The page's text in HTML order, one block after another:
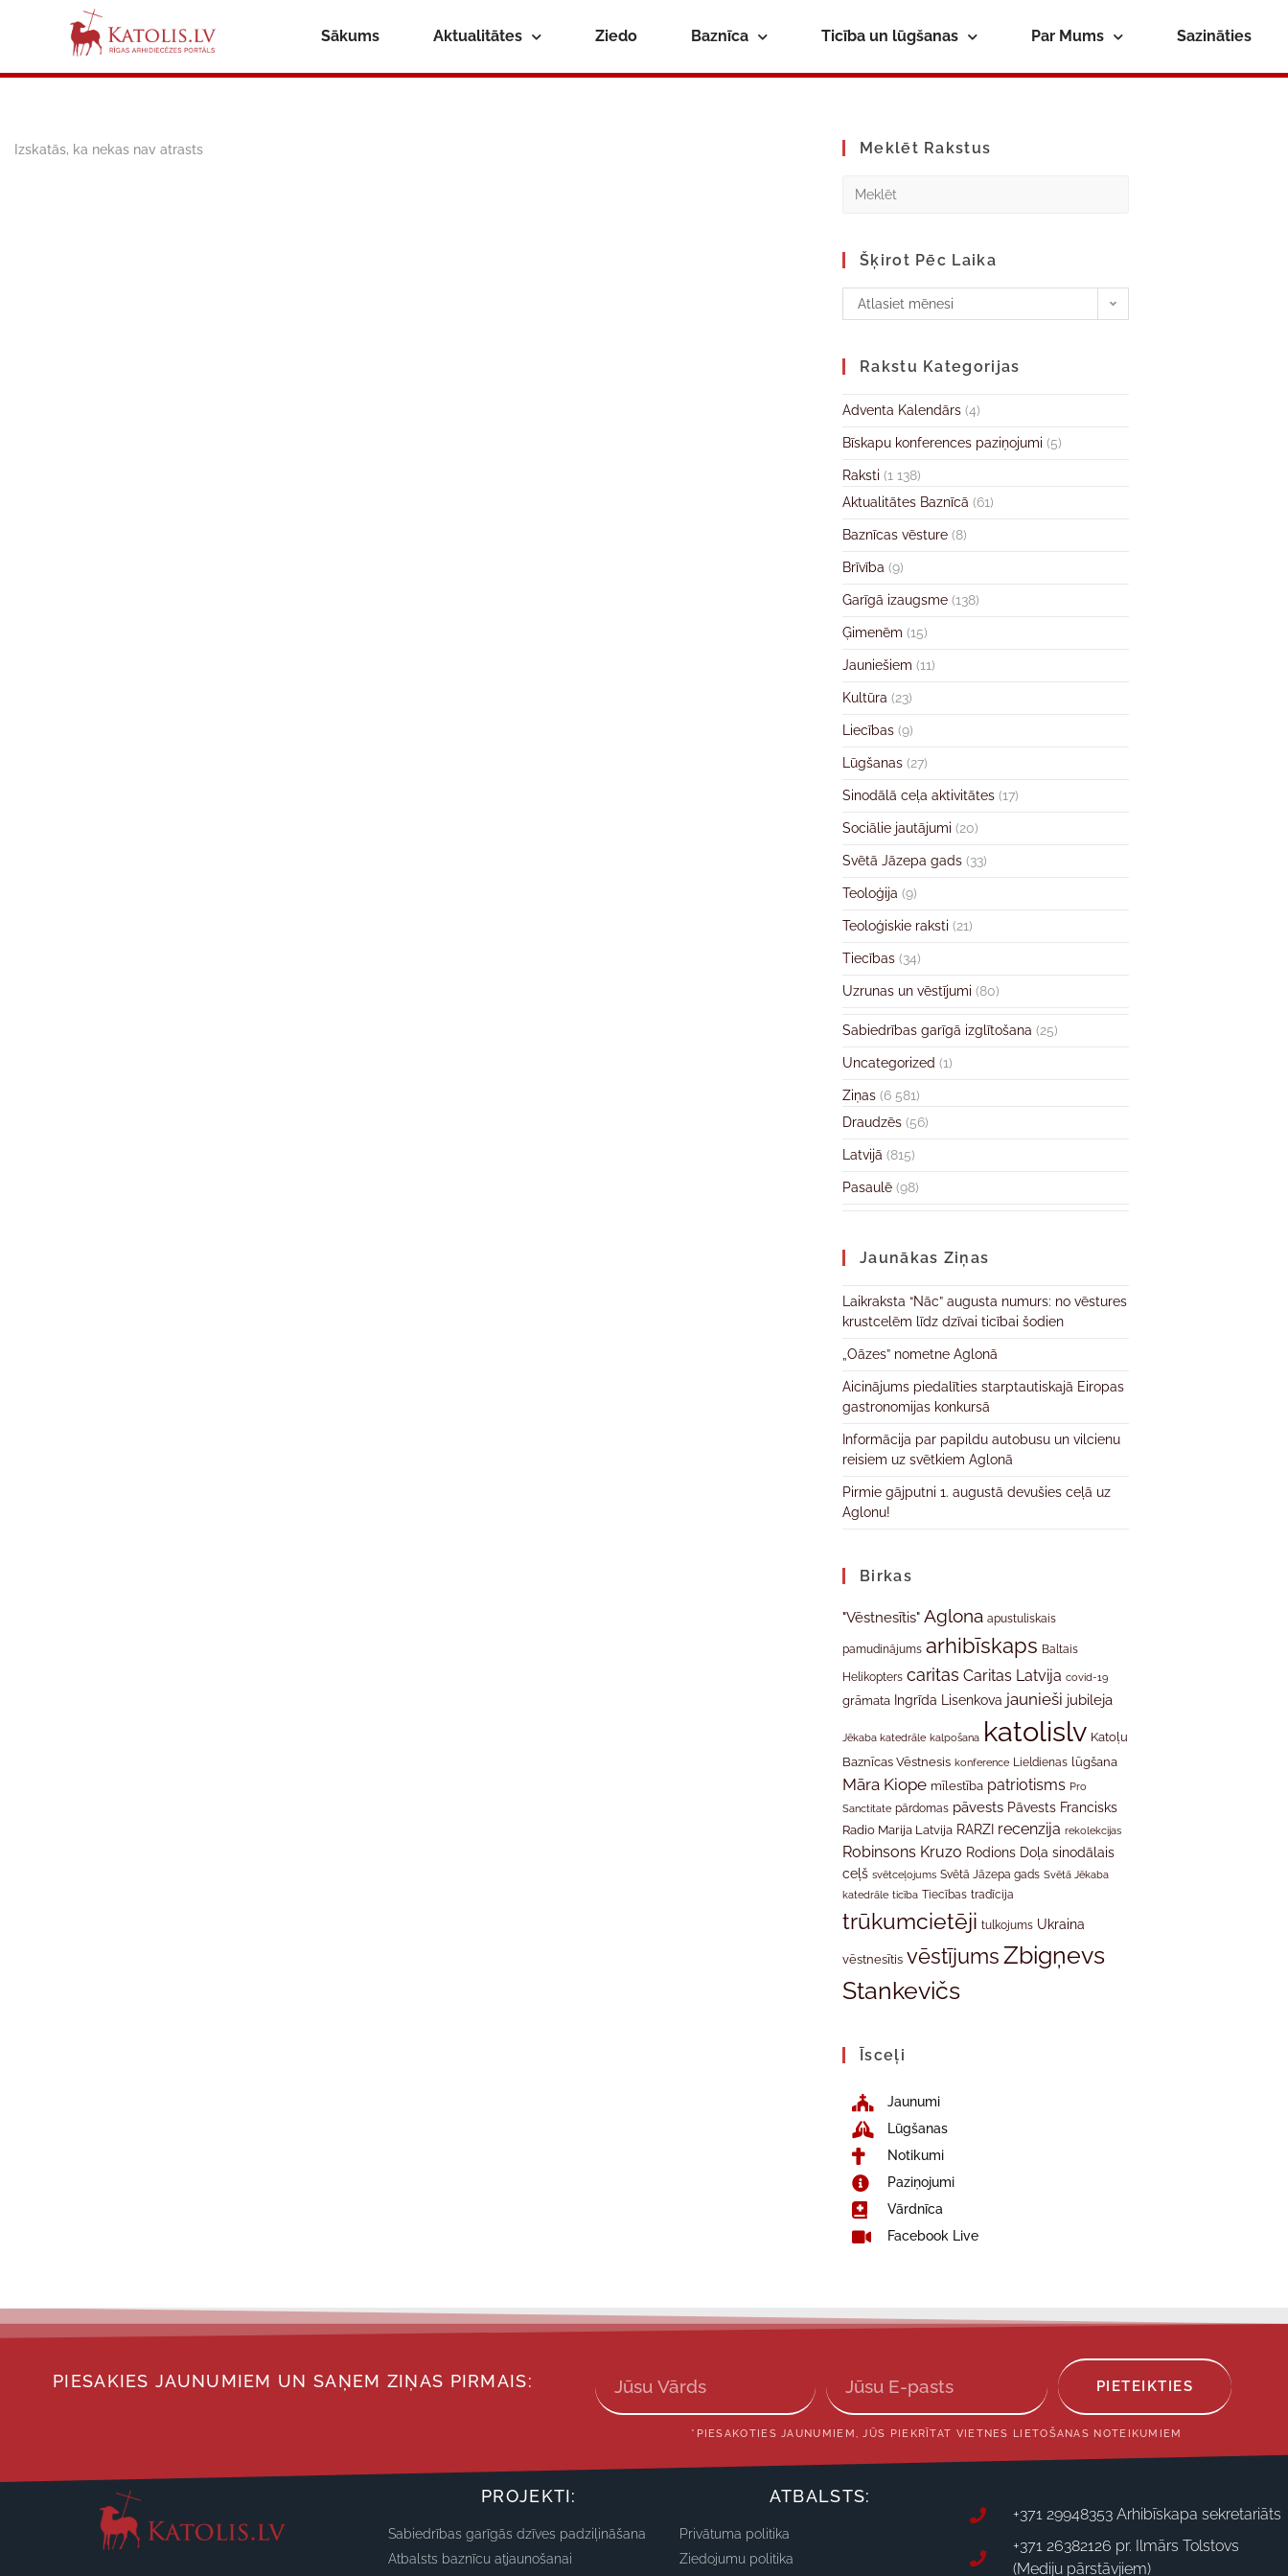
Sākums Aktualitātes Ziedo Baznīca Ticība un lūgšanas Par Mums Sazināties
Izskatās, ka nekas nav atrasts Meklēt Rakstus
Šķirot Pēc Laika
Atlasiet mēnesi
Rakstu Kategorijas
Adventa Kalendārs (4)
Bīskapu konferences paziņojumi (5)
Raksti (1 138)
Aktualitātes Baznīcā (61)
Baznīcas vēsture (8)
Brīvība (9)
Garīgā izaugsme (138)
Ģimenēm (15)
Jauniešiem (11)
Kultūra (23)
Liecības (9)
Lūgšanas (27)
Sinodālā ceļa aktivitātes (17)
Sociālie jautājumi (20)
Svētā Jāzepa gads (33)
Teoloģija (9)
Teoloģiskie raksti (21)
Tiecības (34)
Uzrunas un vēstījumi (80)
Sabiedrības garīgā izglītošana (25)
Uncategorized (1)
Ziņas (6 581)
Draudzēs (56)
Latvijā (815)
Pasaulē (98)
Jaunākas Ziņas
Laikraksta “Nāc” augusta numurs: no vēstures
krustcelēm līdz dzīvai ticībai šodien
„Oāzes” nometne Aglonā
Aicinājums piedalīties starptautiskajā Eiropas
gastronomijas konkursā
Informācija par papildu autobusu un vilcienu
reisiem uz svētkiem Aglonā
Pirmie gājputni 1. augustā devušies ceļā uz
Aglonu!
Birkas
"Vēstnesītis" Aglona apustuliskais
pamudinājums arhibīskaps Baltais
Helikopters caritas Caritas Latvija covid-19
grāmata Ingrīda Lisenkova jaunieši jubileja
Jēkaba katedrāle kalpošana katolislv Katoļu
Baznīcas Vēstnesis konference Lieldienas lūgšana
Māra Kiope mīlestība patriotisms Pro
Sanctitate pārdomas pāvests Pāvests Francisks
Radio Marija Latvija RARZI recenzija rekolekcijas
Robinsons Kruzo Rodions Doļa sinodālais
ceļš svētceļojums Svētā Jāzepa gads Svētā Jēkaba
katedrāle ticība Tiecības tradīcija
trūkumcietēji tulkojums Ukraina
vēstnesītis vēstījumsZbigņevs
Stankevičs
Īsceļi
Jaunumi
Lūgšanas
Notikumi
Paziņojumi
Vārdnīca
Facebook Live
PIESAKIES JAUNUMIEM UN SAŅEM ZIŅAS PIRMAIS: PIETEIKTIES
*PIESAKOTIES JAUNUMIEM, JŪS PIEKRĪTAT VIETNES LIETOŠANAS NOTEIKUMIEM
PROJEKTI:
Sabiedrības garīgās dzīves padziļināšana
Atbalsts baznīcu atjaunošanai
ATBALSTS:
Privātuma politika
Ziedojumu politika
+371 29948353 Arhibīskapa sekretariāts
+371 26382126 pr. Ilmārs Tolstovs
(Mediju pārstāvjiem)